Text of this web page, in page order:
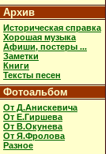
Архив
Историческая справка
Хорошая музыка
Афиши, постеры ...
Заметки
Книги
Тексты песен
Фотоальбом
От Д.Анискевича
От Е.Гиршева
От В.Окунева
От Я.Фролова
Разное